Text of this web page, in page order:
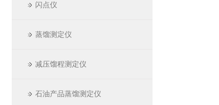
闪点仪
蒸馏测定仪
减压馏程测定仪
石油产品蒸馏测定仪